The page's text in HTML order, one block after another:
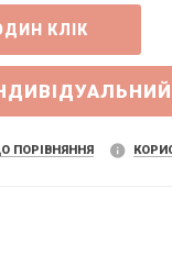
ПОРІВНЯННЯ